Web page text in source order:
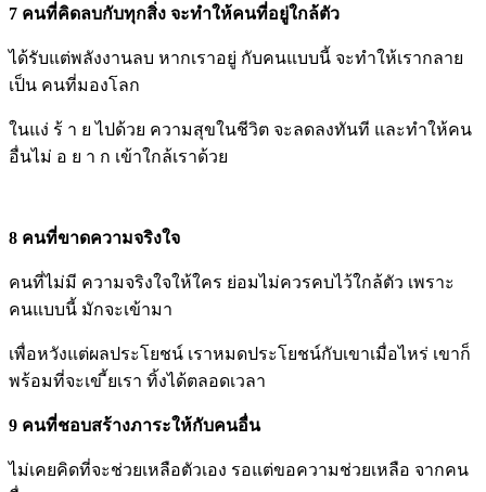
7 คนที่คิดลบกับทุกสิ่ง จะทำให้คนที่อยู่ใกล้ตัว
ได้รับแต่พลังงานลบ หากเราอยู่ กับคนแบบนี้ จะทำให้เรากลาย
เป็น คนที่มองโลก
ในแง่ ร้ า ย ไปด้วย ความสุขในชีวิต จะลดลงทันที และทำให้คน
อื่นไม่ อ ย า ก เข้าใกล้เราด้วย
8 คนที่ขาดความจริงใจ
คนที่ไม่มี ความจริงใจให้ใคร ย่อมไม่ควรคบไว้ใกล้ตัว เพราะ
คนแบบนี้ มักจะเข้ามา
เพื่อหวังแต่ผลประโยชน์ เราหมดประโยชน์กับเขาเมื่อไหร่ เขาก็
พร้อมที่จะเข ี้ยเรา ทิ้งได้ตลอดเวลา
9 คนที่ชอบสร้างภาระให้กับคนอื่น
ไม่เคยคิดที่จะช่วยเหลือตัวเอง รอแต่ขอความช่วยเหลือ จากคน